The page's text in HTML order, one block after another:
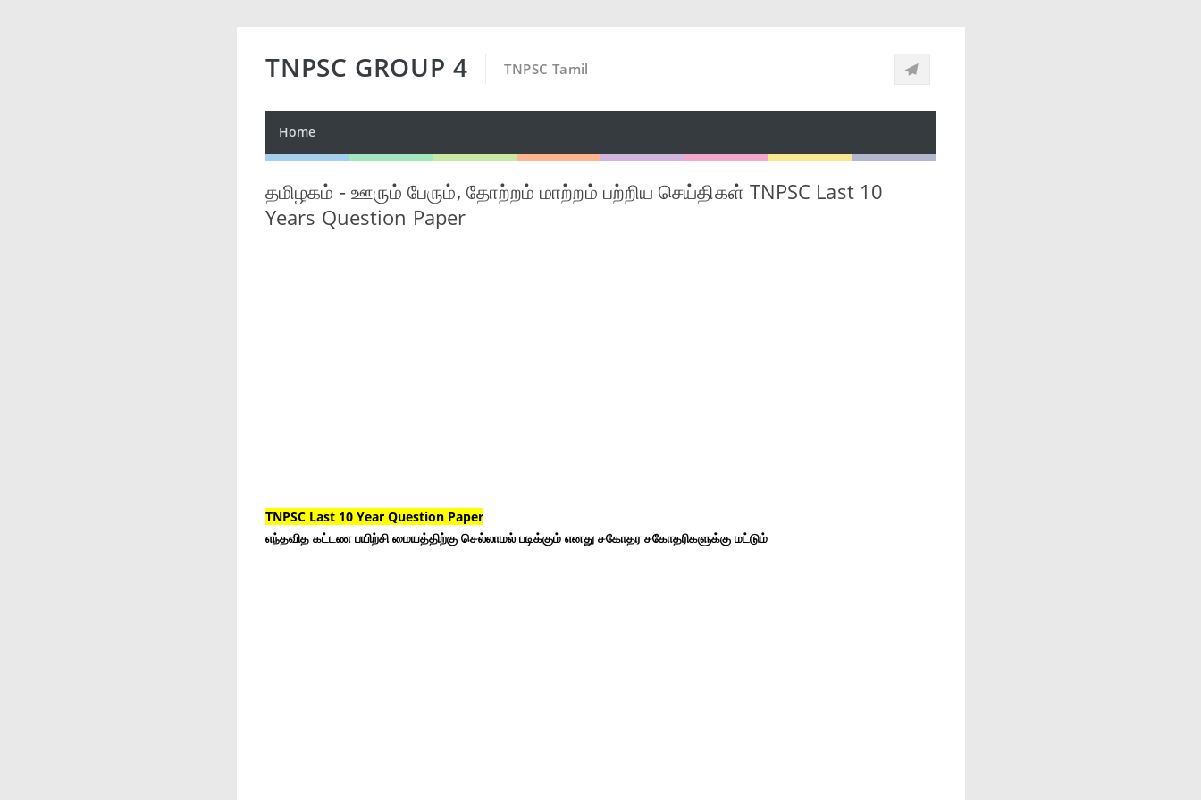
TNPSC GROUP 4 TNPSC Tamil
Home
தமிழகம் - ஊரும் பேரும், தோற்றம் மாற்றம் பற்றிய செய்திகள் TNPSC Last 10
Years Question Paper
TNPSC Last 10 Year Question Paper
எந்தவித கட்டண பயிற்சி மையத்திற்கு செல்லாமல் படிக்கும் எனது சகோதர சகோதரிகளுக்கு மட்டும்